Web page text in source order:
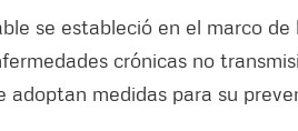
se estableció en el marco de
crónicas no
medidas para su